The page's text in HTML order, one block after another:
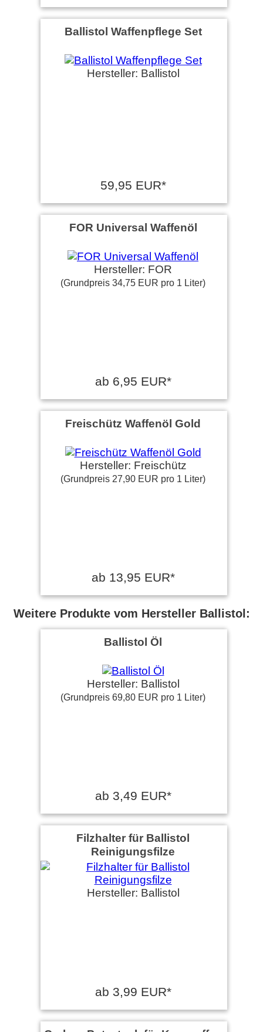
Ballistol Waffenpflege Set
Hersteller: Ballistol
59,95 EUR*
FOR Universal Waffenöl
Hersteller: FOR
(Grundpreis 34,75 EUR pro 1 Liter)
ab 6,95 EUR*
Freischütz Waffenöl Gold
Hersteller: Freischütz
(Grundpreis 27,90 EUR pro 1 Liter)
ab 13,95 EUR*
Weitere Produkte vom Hersteller Ballistol:
Ballistol Öl
Hersteller: Ballistol
(Grundpreis 69,80 EUR pro 1 Liter)
ab 3,49 EUR*
Filzhalter für Ballistol
Reinigungsfilze
Hersteller: Ballistol
ab 3,99 EUR*